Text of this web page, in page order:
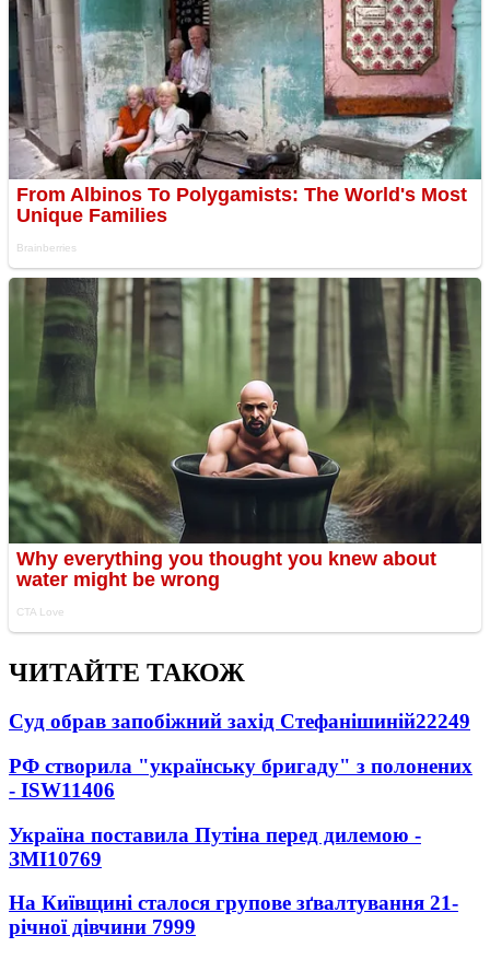
ЧИТАЙТЕ ТАКОЖ
Суд обрав запобіжний захід Стефанішиній22249
РФ створила "українську бригаду" з полонених
- ISW11406
Україна поставила Путіна перед дилемою -
ЗМІ10769
На Київщині сталося групове зґвалтування 21-
річної дівчини 7999